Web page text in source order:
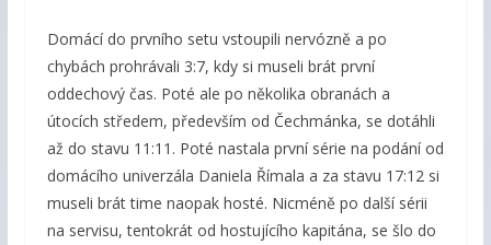
Domácí do prvního setu vstoupili nervózně a po
chybách prohrávali 3:7, kdy si museli brát první
oddechový čas. Poté ale po několika obranách a
útocích středem, především od Čechmánka, se dotáhli
až do stavu 11:11. Poté nastala první série na podání od
domácího univerzála Daniela Římala a za stavu 17:12 si
museli brát time naopak hosté. Nicméně po další sérii
na servisu, tentokrát od hostujícího kapitána, se šlo do